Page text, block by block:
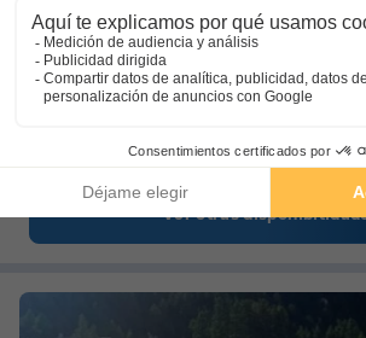
Rhône-alpes,Tignes (21 km de Bourg st Maurice)
7.5 Muy bueno
Situación en Val Claret
Cerca del animado centro y de la heladería
Ver otras